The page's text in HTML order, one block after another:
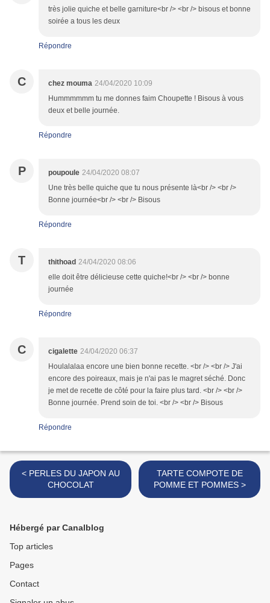
très jolie quiche et belle garniture<br /> <br /> bisous et bonne
soirée a tous les deux
Répondre
C chez mouma 24/04/2020 10:09
Hummmmmm tu me donnes faim Choupette ! Bisous à vous
deux et belle journée.
Répondre
P poupoule 24/04/2020 08:07
Une très belle quiche que tu nous présente là<br /> <br />
Bonne journée<br /> <br /> Bisous
Répondre
T thithoad 24/04/2020 08:06
elle doit être délicieuse cette quiche!<br /> <br /> bonne
journée
Répondre
C cigalette 24/04/2020 06:37
Houlalalaa encore une bien bonne recette. <br /> <br /> J'ai
encore des poireaux, mais je n'ai pas le magret séché. Donc
je met de recette de côté pour la faire plus tard. <br /> <br />
Bonne journée. Prend soin de toi. <br /> <br /> Bisous
Répondre
< PERLES DU JAPON AU
CHOCOLAT
TARTE COMPOTE DE
POMME ET POMMES >
Hébergé par Canalblog
Top articles
Pages
Contact